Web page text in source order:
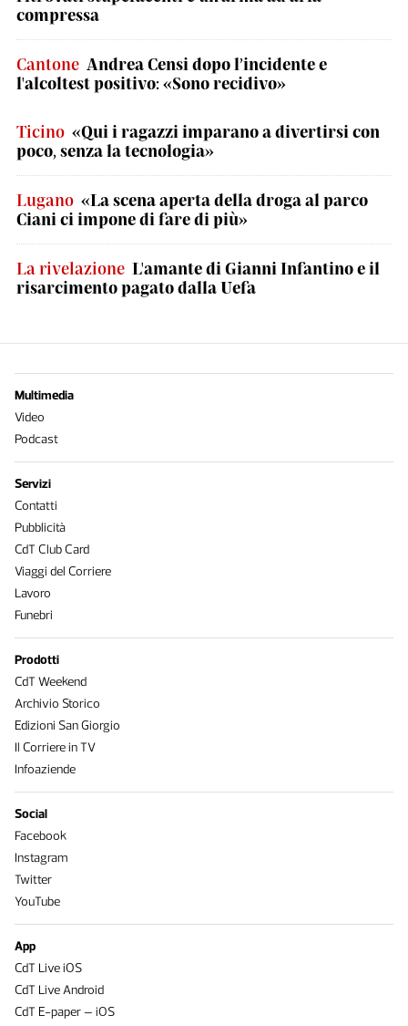
compressa
Cantone Andrea Censi dopo l’incidente e
l'alcoltest positivo: «Sono recidivo»
Ticino «Qui i ragazzi imparano a divertirsi con
poco, senza la tecnologia»
Lugano «La scena aperta della droga al parco
Ciani ci impone di fare di più»
La rivelazione L'amante di Gianni Infantino e il
risarcimento pagato dalla Uefa
Multimedia
Video
Podcast
Servizi
Contatti
Pubblicità
CdT Club Card
Viaggi del Corriere
Lavoro
Funebri
Prodotti
CdT Weekend
Archivio Storico
Edizioni San Giorgio
Il Corriere in TV
Infoaziende
Social
Facebook
Instagram
Twitter
YouTube
App
CdT Live iOS
CdT Live Android
CdT E-paper – iOS